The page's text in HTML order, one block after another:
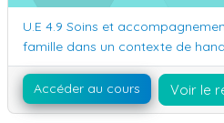
Nom du cours
U.E 4.9 Soins et
famille dans un contexte de
Accéder au cours Voir le